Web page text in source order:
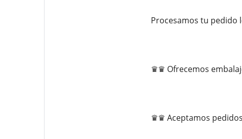
Procesamos tu pedido
♛♛ Ofrecemos
♛♛ Aceptamos